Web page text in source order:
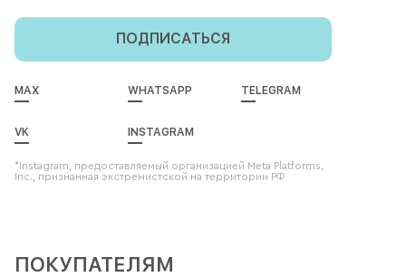
ПОДПИСАТЬСЯ
MAX WHATSAPP TELEGRAM
VK INSTAGRAM
*Instagram, предоставляемый организацией Meta Platforms,
Inc., признанная экстремистской на территории РФ
ПОКУПАТЕЛЯМ